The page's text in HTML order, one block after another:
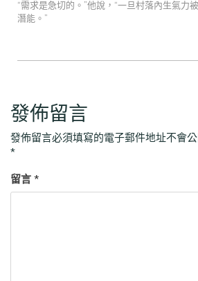
“需求是急切的。”他說，“一旦村落內生氣力
潛能。”
發佈留言
發佈留言必須填寫的電子郵件地址不會公
*
留言 *